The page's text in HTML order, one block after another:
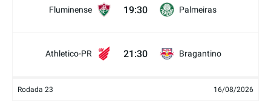
Fluminense 19:30 Palmeiras
Athletico-PR 21:30 Bragantino
Rodada 23 16/08/2026